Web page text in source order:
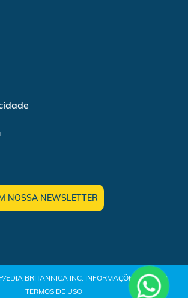
NOSSA NEWSLETTER
BRITANNICA INC. INFORMAÇÕES LEGAIS |
TERMOS DE USO